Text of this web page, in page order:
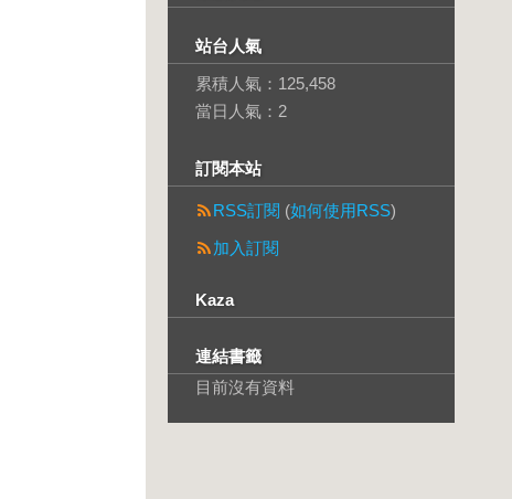
站台人氣
累積人氣： 125,458
當日人氣： 2
訂閱本站
RSS訂閱 (如何使用RSS)
加入訂閱
Kaza
連結書籤
目前沒有資料